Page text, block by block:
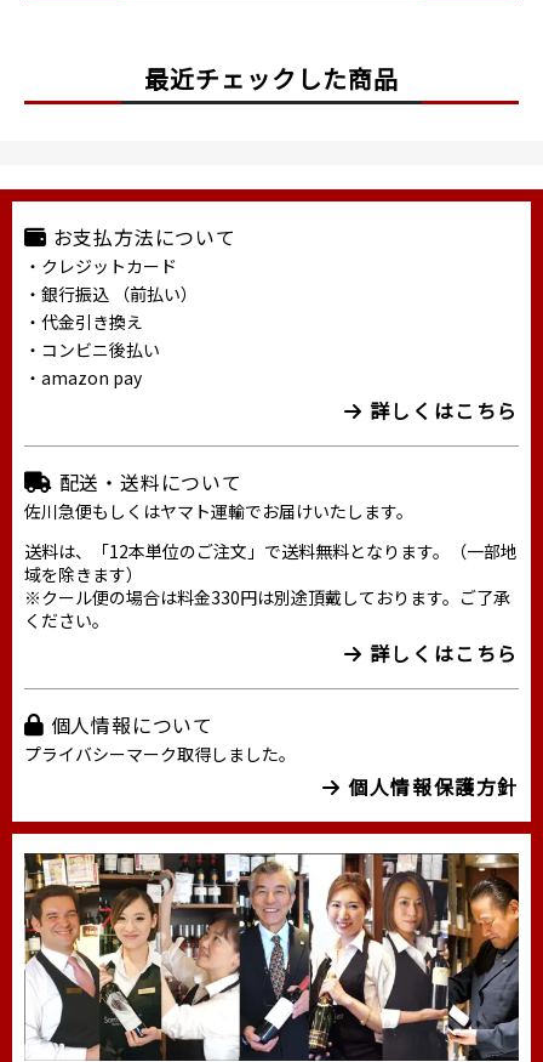
最近チェックした商品
お支払方法について
・クレジットカード
・銀行振込 （前払い）
・代金引き換え
・コンビニ後払い
・amazon pay
詳しくはこちら
配送・送料について
佐川急便もしくはヤマト運輸でお届けいたします。
送料は、「12本単位のご注文」で送料無料となります。（一部地
域を除きます）
※クール便の場合は料金330円は別途頂戴しております。ご了承
ください。
詳しくはこちら
個人情報について
プライバシーマーク取得しました。
個人情報保護方針